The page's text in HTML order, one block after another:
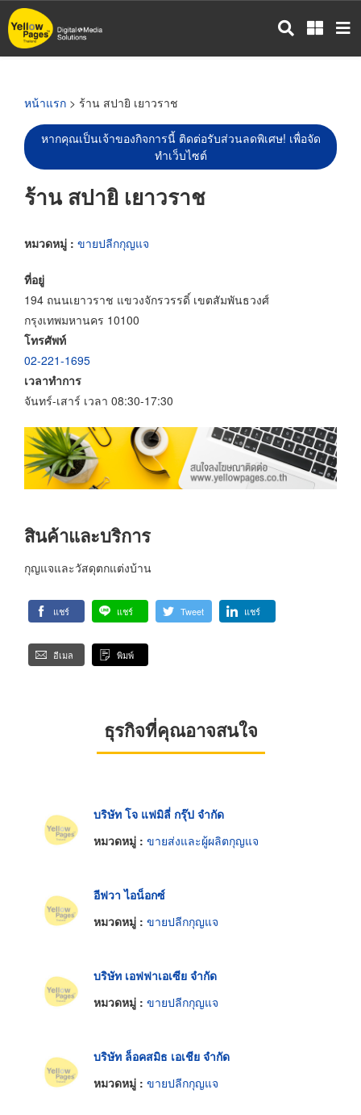
ข้าม
ไป
หน้าแรก > ร้าน สปายิ เยาวราช
หากคุณเป็นเจ้าของกิจการนี้ ติดต่อรับส่วนลดพิเศษ! เพื่อจัด
ทำเว็บไซต์
ร้าน สปายิ เยาวราช
หมวดหมู่ : ขายปลีกกุญแจ
ที่อยู่
194 ถนนเยาวราช แขวงจักรวรรดิ์ เขตสัมพันธวงศ์
กรุงเทพมหานคร 10100
โทรศัพท์
02-221-1695
เวลาทำการ
จันทร์-เสาร์ เวลา 08:30-17:30
สินค้าและบริการ
กุญแจและวัสดุตกแต่งบ้าน
แชร์ แชร์ Tweet แชร์
อีเมล พิมพ์
ธุรกิจที่คุณอาจสนใจ
บริษัท โจ แฟมิลี่ กรุ๊ป จำกัด
หมวดหมู่ : ขายส่งและผู้ผลิตกุญแจ
อีฟวา ไอน็อกซ์
หมวดหมู่ : ขายปลีกกุญแจ
บริษัท เอฟฟาเอเซีย จำกัด
หมวดหมู่ : ขายปลีกกุญแจ
บริษัท ล็อคสมิธ เอเชีย จำกัด
หมวดหมู่ : ขายปลีกกุญแจ